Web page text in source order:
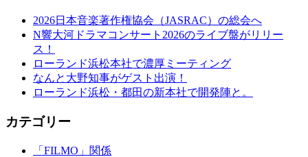
2026日本音楽著作権協会（JASRAC）の総会へ
N響大河ドラマコンサート2026のライブ盤がリリー
ス！
ローランド浜松本社で濃厚ミーティング
なんと大野知事がゲスト出演！
ローランド浜松・都田の新本社で開発陣と。
カテゴリー
「FILMO」関係